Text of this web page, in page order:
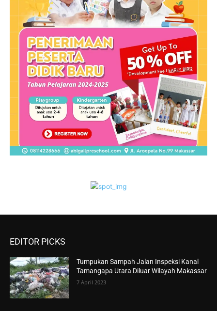
EDITOR PICKS
Tumpukan Sampah Jalan Inspeksi Kanal
Tamangapa Utara Diluar Wilayah Makassar
7 April 2023